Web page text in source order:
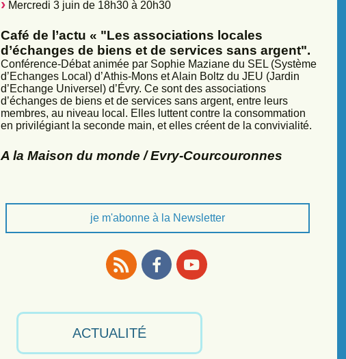
Mercredi 3 juin de 18h30 à 20h30
Café de l’actu « "Les associations locales
d’échanges de biens et de services sans argent".
Conférence-Débat animée par Sophie Maziane du SEL (Système
d’Echanges Local) d’Athis-Mons et Alain Boltz du JEU (Jardin
d’Echange Universel) d’Évry. Ce sont des associations
d’échanges de biens et de services sans argent, entre leurs
membres, au niveau local. Elles luttent contre la consommation
en privilégiant la seconde main, et elles créent de la convivialité.
A la Maison du monde / Evry-Courcouronnes
je m'abonne à la Newsletter
ACTUALITÉ